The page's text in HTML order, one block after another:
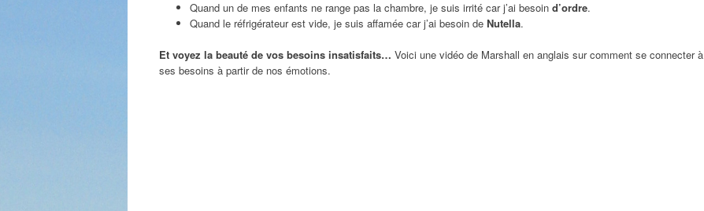
Quand un de mes enfants ne range pas la chambre, je suis irrité car j’ai besoin d’ordre.
Quand le réfrigérateur est vide, je suis affamée car j’ai besoin de Nutella.
Et voyez la beauté de vos besoins insatisfaits… Voici une vidéo de Marshall en anglais sur comment se connecter à
ses besoins à partir de nos émotions.